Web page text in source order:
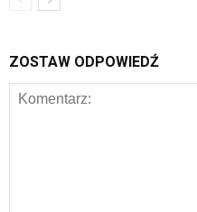
ZOSTAW ODPOWIEDŹ